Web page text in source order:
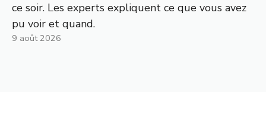
ce soir. Les experts expliquent ce que vous avez
pu voir et quand.
9 août 2026